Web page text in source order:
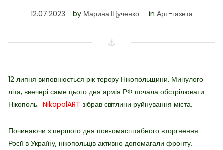
12.07.2023 by Марина Щученко in Арт-газета
12 липня виповнюється рік терору Нікопольщини. Минулого
літа, ввечері саме цього дня армія РФ почала обстрілювати
Нікополь. NikopolART зібрав світлини руйнування міста.
Починаючи з першого дня повномасштабного вторгнення
Росії в Україну, нікопольців активно допомагали фронту,